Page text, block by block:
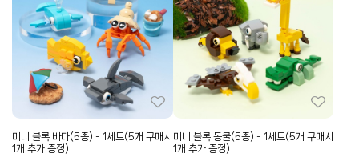
미니 블록 바다(5종) - 1세트(5개 구매시
1개 추가 증정)
미니 블록 동물(5종) - 1세트(5개 구매시
1개 추가 증정)